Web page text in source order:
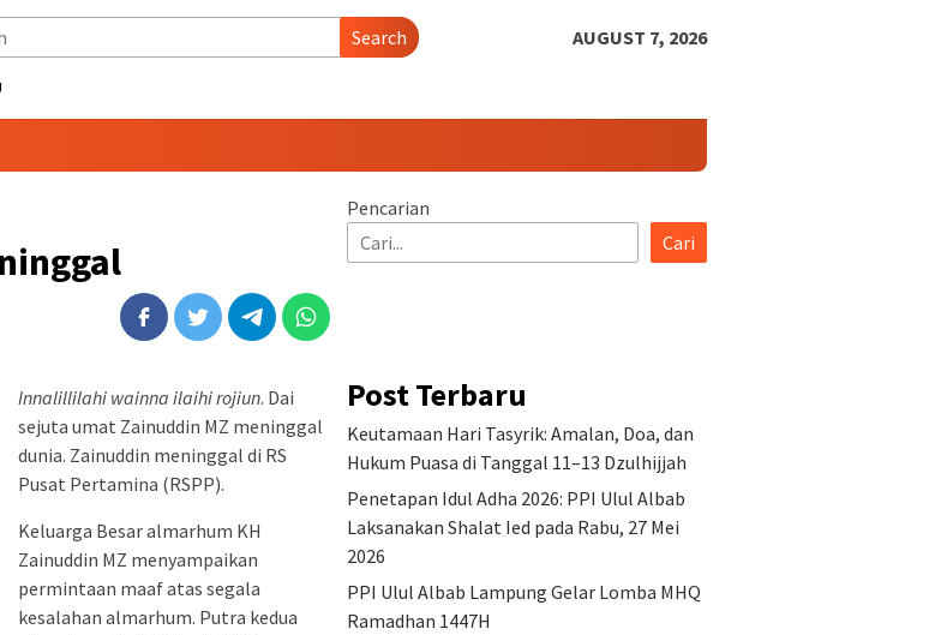
Search AUGUST 7, 2026
Innalillilahi wainna ilaihi rojiun. Dai
sejuta umat Zainuddin MZ meninggal
dunia. Zainuddin meninggal di RS
Pusat Pertamina (RSPP).
Keluarga Besar almarhum KH
Zainuddin MZ menyampaikan
permintaan maaf atas segala
kesalahan almarhum. Putra kedua
Pencarian
Cari
Post Terbaru
Keutamaan Hari Tasyrik: Amalan, Doa, dan
Hukum Puasa di Tanggal 11–13 Dzulhijjah
Penetapan Idul Adha 2026: PPI Ulul Albab
Laksanakan Shalat Ied pada Rabu, 27 Mei
2026
PPI Ulul Albab Lampung Gelar Lomba MHQ
Ramadhan 1447H